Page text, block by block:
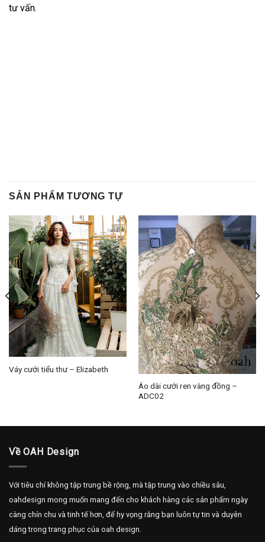
tư vấn.
SẢN PHẨM TƯƠNG TỰ
Váy cưới tiểu thư – Elizabeth
Áo dài cưới ren vàng đồng –
ADC02
Về OAH Design
Với tiêu chí không tập trung bề rộng, mà tập trung vào chiều sâu,
oahdesign mong muốn mang đến cho khách hàng các sản phẩm ngày
càng chỉn chu và tinh tế hơn, để hy vọng rằng bạn luôn tự tin và duyên
dáng trong trang phục của oah design.